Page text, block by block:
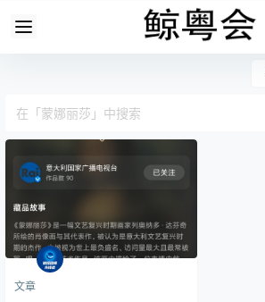
文章